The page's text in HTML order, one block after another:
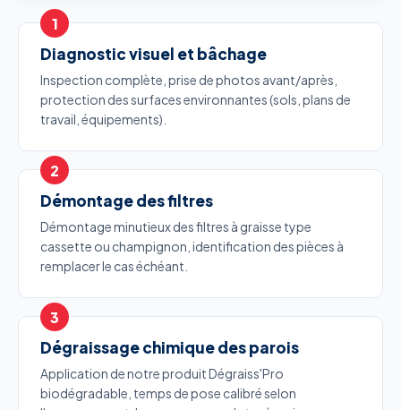
Diagnostic visuel et bâchage
Inspection complète, prise de photos avant/après,
protection des surfaces environnantes (sols, plans de
travail, équipements).
Démontage des filtres
Démontage minutieux des filtres à graisse type
cassette ou champignon, identification des pièces à
remplacer le cas échéant.
Dégraissage chimique des parois
Application de notre produit Dégraiss'Pro
biodégradable, temps de pose calibré selon